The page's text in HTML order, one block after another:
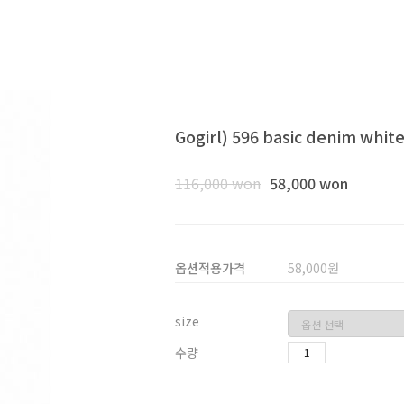
Gogirl) 596 basic denim
116,000 won 58,000 won
옵션적용가격 58,000원
size
수량